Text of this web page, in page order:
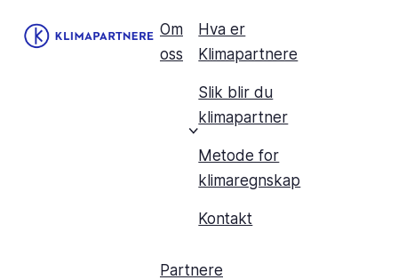
Om
oss
Hva er
Klimapartnere
Slik blir du
klimapartner
Metode for
klimaregnskap
Kontakt
Partnere